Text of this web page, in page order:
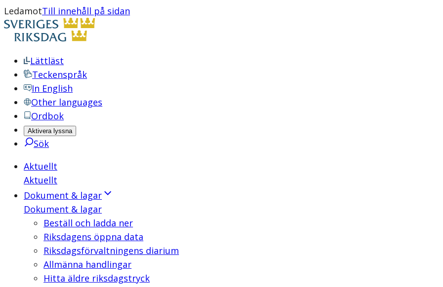
LedamotTill innehåll på sidan
Lättläst
Teckenspråk
In English
Other languages
Ordbok
Aktivera lyssna
Sök
Aktuellt
Aktuellt
Dokument & lagar
Dokument & lagar
Beställ och ladda ner
Riksdagens öppna data
Riksdagsförvaltningens diarium
Allmänna handlingar
Hitta äldre riksdagstryck